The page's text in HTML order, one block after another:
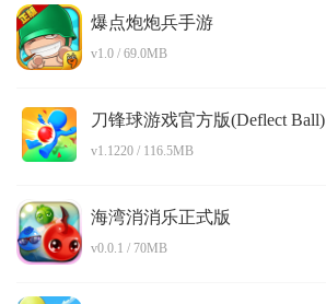
爆点炮炮兵手游
v1.0 / 69.0MB
刀锋球游戏官方版(Deflect Ball)
v1.1220 / 116.5MB
海湾消消乐正式版
v0.0.1 / 70MB